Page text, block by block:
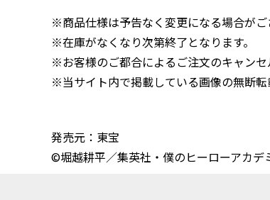
※商品仕様は予告なく変更になる場合がご
※在庫がなくなり次第終了となります。
※お客様のご都合によるご注文のキャンセ
※当サイト内で掲載している画像の無断転
発売元：東宝
©堀越耕平／集英社・僕のヒーローアカデ